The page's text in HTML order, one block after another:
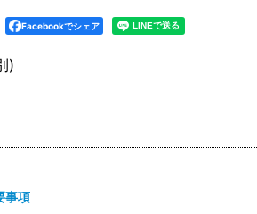
Facebookでシェア
)
事項